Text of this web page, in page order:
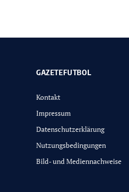
GAZETEFUTBOL
Kontakt
Impressum
Datenschutzerklärung
Nutzungsbedingungen
Bild- und Mediennachweise